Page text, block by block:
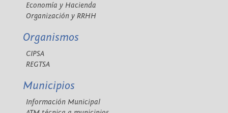
Economía y Hacienda
Organización y RRHH
Organismos
CIPSA
REGTSA
Municipios
Información Municipal